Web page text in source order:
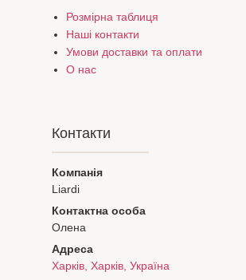
Розмірна таблиця
Наші контакти
Умови доставки та оплати
О нас
Контакти
Liardi
Олена
Харків, Харків, Україна